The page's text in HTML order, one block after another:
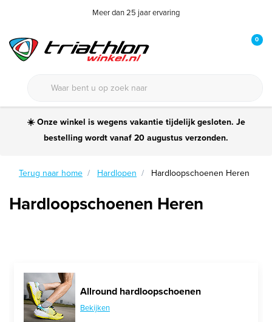
Meer dan 25 jaar ervaring
0
☀️ Onze winkel is wegens vakantie tijdelijk gesloten. Je
bestelling wordt vanaf 20 augustus verzonden.
Terug naar home Hardlopen Hardloopschoenen Heren
Hardloopschoenen Heren
Allround hardloopschoenen
Bekijken